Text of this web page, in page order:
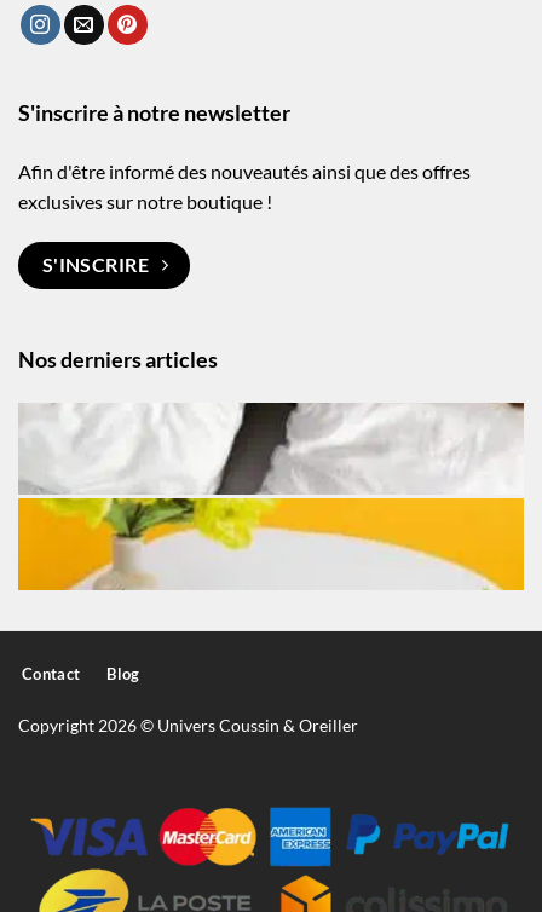
Nos derniers articles
S'inscrire à notre newsletter
Afin d'être informé des nouveautés ainsi que des offres
exclusives sur notre boutique !
S'INSCRIRE
Contact Blog
Copyright 2026 © Univers Coussin & Oreiller